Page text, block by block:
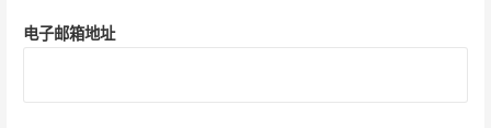
电子邮箱地址